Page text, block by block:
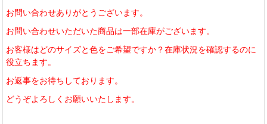
お問い合わせありがとうございます。
お問い合わせいただいた商品は一部在庫がございます。
お客様はどのサイズと色をご希望ですか？在庫状況を確認するのに
役立ちます。
お返事をお待ちしております。
どうぞよろしくお願いいたします。